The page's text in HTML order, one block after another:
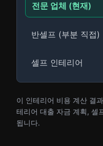
전문 업체 (현재)
반셀프 (부분 직접)
셀프 인테리어
이 인테리어 비용 계산 결
테리어 대출 자금 계획, 셀
됩니다.